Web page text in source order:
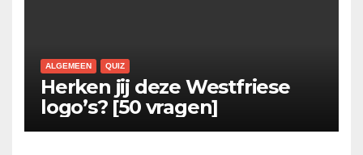
ALGEMEEN QUIZ
Herken jij deze Westfriese
logo’s? [50 vragen]